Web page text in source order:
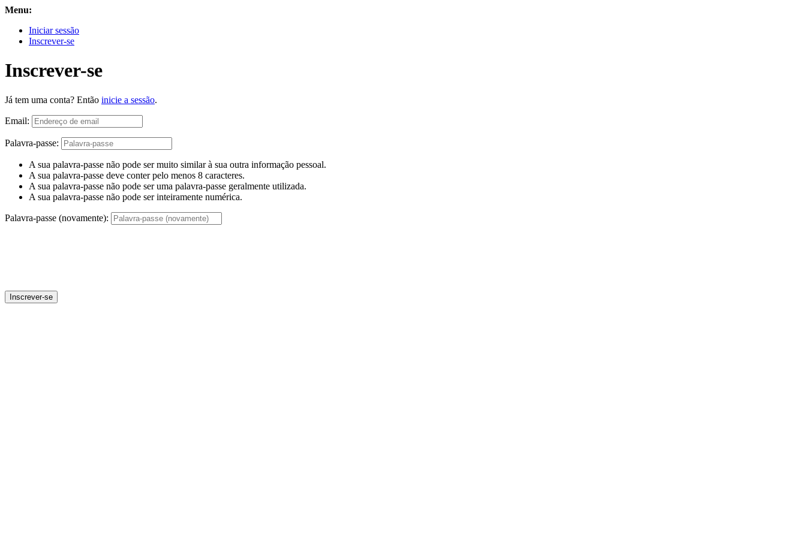
Menu:
Iniciar sessão
Inscrever-se
Inscrever-se
Já tem uma conta? Então inicie a sessão.
Email:
Palavra-passe:
A sua palavra-passe não pode ser muito similar à sua outra informação pessoal.
A sua palavra-passe deve conter pelo menos 8 caracteres.
A sua palavra-passe não pode ser uma palavra-passe geralmente utilizada.
A sua palavra-passe não pode ser inteiramente numérica.
Palavra-passe (novamente):
Inscrever-se